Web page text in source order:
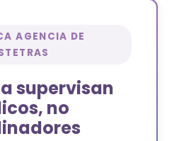
AGENCIA DE
supervisan
no